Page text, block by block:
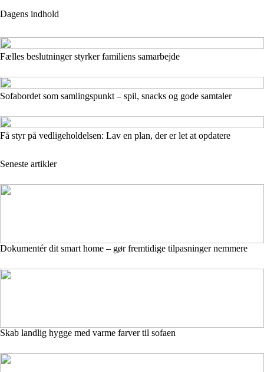
Dagens indhold
Fælles beslutninger styrker familiens samarbejde
Sofabordet som samlingspunkt – spil, snacks og gode samtaler
Få styr på vedligeholdelsen: Lav en plan, der er let at opdatere
Seneste artikler
Dokumentér dit smart home – gør fremtidige tilpasninger nemmere
Skab landlig hygge med varme farver til sofaen